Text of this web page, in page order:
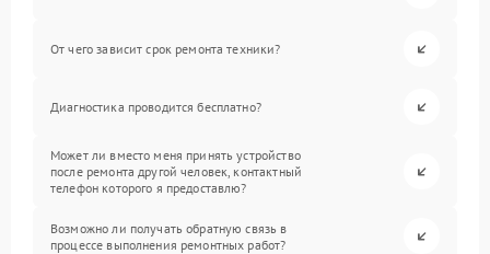
От чего зависит срок ремонта техники?
Диагностика проводится бесплатно?
Может ли вместо меня принять устройство
после ремонта другой человек, контактный
телефон которого я предоставлю?
Возможно ли получать обратную связь в
процессе выполнения ремонтных работ?